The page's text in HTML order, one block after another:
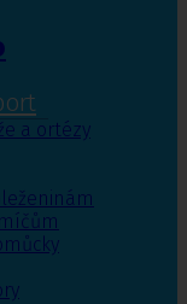
a ortézy